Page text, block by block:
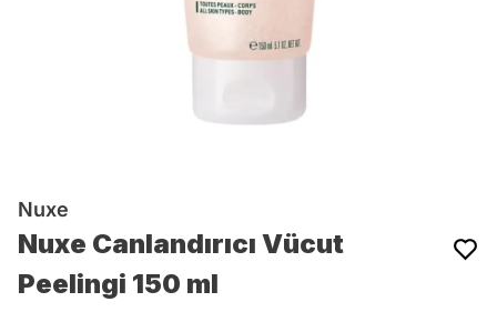
Nuxe
Nuxe Canlandırıcı Vücut
Peelingi 150 ml